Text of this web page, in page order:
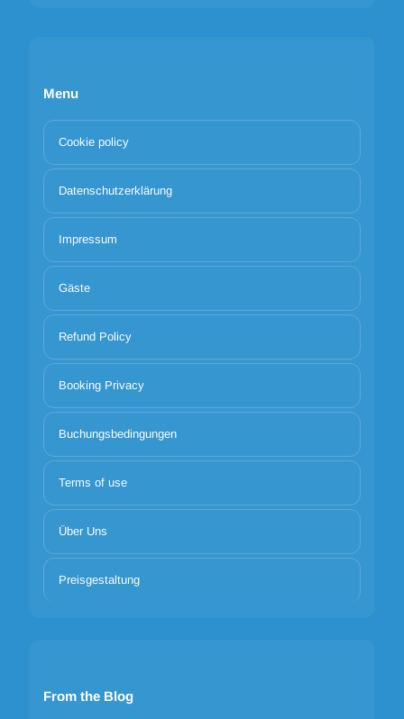
Menu
Cookie policy
Datenschutzerklärung
Impressum
Gäste
Refund Policy
Booking Privacy
Buchungsbedingungen
Terms of use
Über Uns
Preisgestaltung
From the Blog